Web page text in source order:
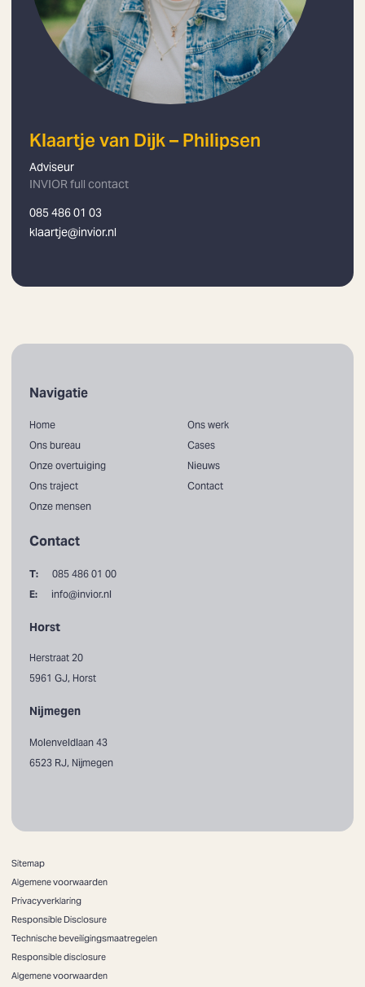
Klaartje van Dijk – Philipsen
Adviseur
INVIOR full contact
085 486 01 03
klaartje@invior.nl
Navigatie
Home
Ons bureau
Onze overtuiging
Ons traject
Onze mensen
Ons werk
Cases
Nieuws
Contact
Contact
T:
085 486 01 00
E:
info@invior.nl
Horst
Herstraat 20
5961 GJ, Horst
Nijmegen
Molenveldlaan 43
6523 RJ, Nijmegen
Sitemap
Algemene voorwaarden
Privacyverklaring
Responsible Disclosure
Technische beveiligingsmaatregelen
Responsible disclosure
Algemene voorwaarden